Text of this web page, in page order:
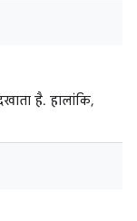
है. हालांकि,